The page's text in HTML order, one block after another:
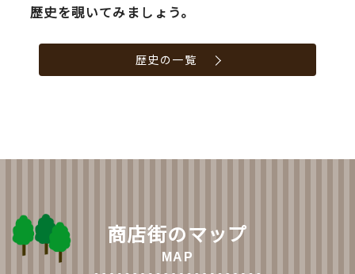
歴史を覗いてみましょう。
歴史の一覧
商店街のマップ
MAP